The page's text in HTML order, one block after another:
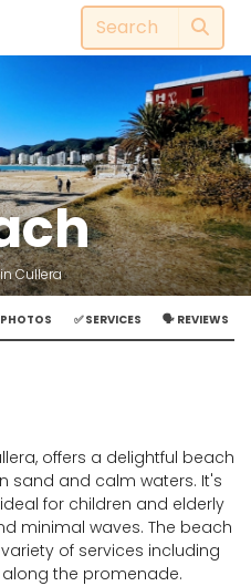
Cullera
✅ SERVICES 🗣️ REVIEWS
offers a delightful beach
sand and calm waters. It's
for children and elderly
minimal waves. The beach
of services including
the promenade.